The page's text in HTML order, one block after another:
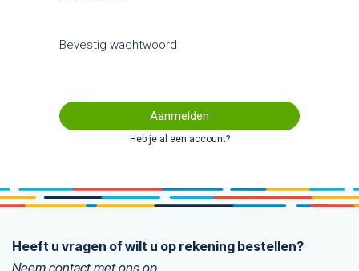
Bevestig wachtwoord
Aanmelden
Heb je al een account?
Heeft u vragen of wilt u op rekening bestellen?